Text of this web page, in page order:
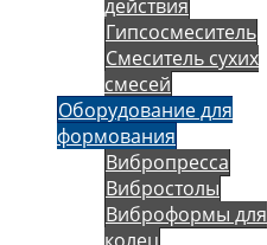
действия
Гипсосмеситель
Смеситель сухих
смесей
Оборудование для
формования
Вибропресса
Вибростолы
Виброформы для